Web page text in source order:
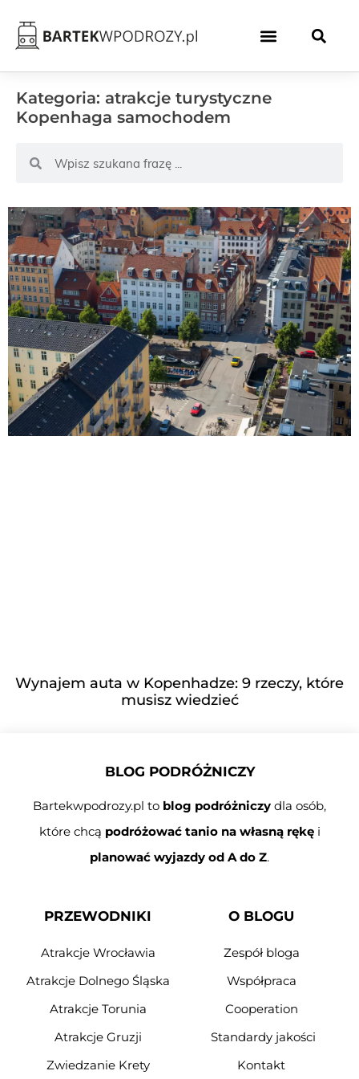
Kategoria: atrakcje turystyczne
Kopenhaga samochodem
Wynajem auta w Kopenhadze: 9 rzeczy, które
musisz wiedzieć
BLOG PODRÓŻNICZY
Bartekwpodrozy.pl to blog podróżniczy dla osób,
które chcą podróżować tanio na własną rękęi
planować wyjazdy od A do Z.
PRZEWODNIKI
Atrakcje Wrocławia
Atrakcje Dolnego Śląska
Atrakcje Torunia
Atrakcje Gruzji
Zwiedzanie Krety
O BLOGU
Zespół bloga
Współpraca
Cooperation
Standardy jakości
Kontakt